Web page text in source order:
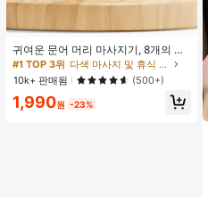
귀여운 문어 머리 마사지기, 8개의 촉
수, 머리 마사지기, 괄사 페이셜 도구,
머리 & 몸 이완, 독특한 마사지 포인
트, 수동 딥 티슈 마사지 도구, 학교, 개
학, 여행, 여행 필수품, 가정 필수품, 스
파, 마사지 도구, 마사지
#1 TOP 3위
다색 마사지 및 휴식 도구
10k+ 판매됨
(500+)
1,990원 -23%